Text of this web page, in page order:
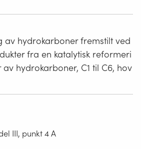
av hydrokarboner fremstilt ved
fra en katalytisk reformeri
av hydrokarboner, C1 til C6, hov
III, punkt 4 A